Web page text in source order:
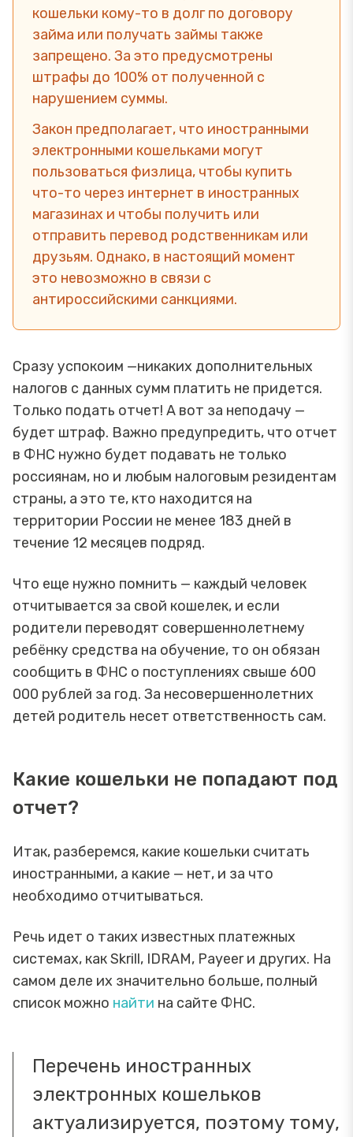
кошельки кому-то в долг по договору
займа или получать займы также
запрещено. За это предусмотрены
штрафы до 100% от полученной с
нарушением суммы.
Закон предполагает, что иностранными
электронными кошельками могут
пользоваться физлица, чтобы купить
что-то через интернет в иностранных
магазинах и чтобы получить или
отправить перевод родственникам или
друзьям. Однако, в настоящий момент
это невозможно в связи с
антироссийскими санкциями.
Сразу успокоим —никаких дополнительных
налогов с данных сумм платить не придется.
Только подать отчет! А вот за неподачу —
будет штраф. Важно предупредить, что отчет
в ФНС нужно будет подавать не только
россиянам, но и любым налоговым резидентам
страны, а это те, кто находится на
территории России не менее 183 дней в
течение 12 месяцев подряд.
Что еще нужно помнить — каждый человек
отчитывается за свой кошелек, и если
родители переводят совершеннолетнему
ребёнку средства на обучение, то он обязан
сообщить в ФНС о поступлениях свыше 600
000 рублей за год. За несовершеннолетних
детей родитель несет ответственность сам.
Какие кошельки не попадают под
отчет?
Итак, разберемся, какие кошельки считать
иностранными, а какие — нет, и за что
необходимо отчитываться.
Речь идет о таких известных платежных
системах, как Skrill, IDRAM, Payeer и других. На
самом деле их значительно больше, полный
список можно найти на сайте ФНС.
Перечень иностранных
электронных кошельков
актуализируется, поэтому тому,